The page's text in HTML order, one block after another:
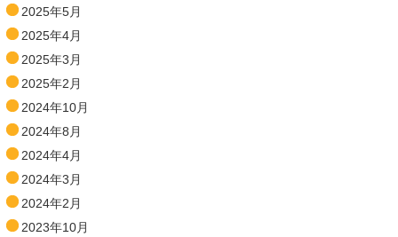
2025年5月
2025年4月
2025年3月
2025年2月
2024年10月
2024年8月
2024年4月
2024年3月
2024年2月
2023年10月